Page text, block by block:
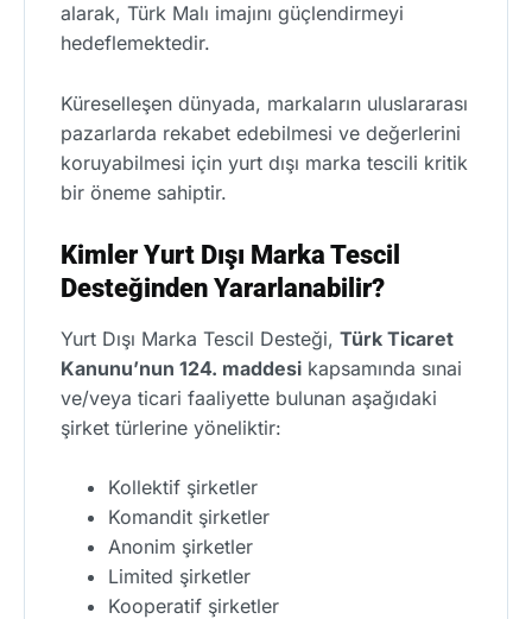
alarak, Türk Malı imajını güçlendirmeyi
hedeflemektedir.
Küreselleşen dünyada, markaların uluslararası
pazarlarda rekabet edebilmesi ve değerlerini
koruyabilmesi için yurt dışı marka tescili kritik
bir öneme sahiptir.
Kimler Yurt Dışı Marka Tescil
Desteğinden Yararlanabilir?
Yurt Dışı Marka Tescil Desteği, Türk Ticaret
Kanunu’nun 124. maddesi kapsamında sınai
ve/veya ticari faaliyette bulunan aşağıdaki
şirket türlerine yöneliktir:
Kollektif şirketler
Komandit şirketler
Anonim şirketler
Limited şirketler
Kooperatif şirketler